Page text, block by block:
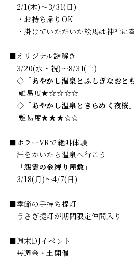
2/1(木)〜3/31(日)
・お持ち帰りOK
・掛けていただいた絵馬は神社
■オリジナル謎解き
3/20(水・祝)〜8/31(土)
◇ 「あやかし温泉とふしぎなおと
難易度★☆☆☆☆
◇ 「あやかし温泉ときらめく夜桜」
難易度★★★☆☆
■ホラーVRで絶叫体験
汗をかいたら温泉へ行こう
「怨霊の金縛り屋敷」
3/18(月)〜4/7(日)
■季節の手持ち提灯
うさぎ提灯が期間限定仲間入り
■週末DJイベント
毎週金・土開催